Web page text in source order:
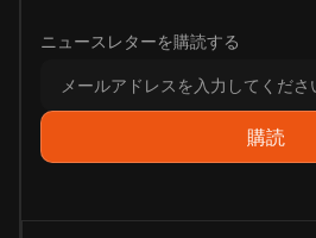
ニュースレターを購読する